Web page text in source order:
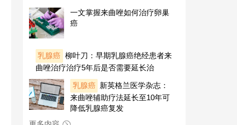
一文掌握来曲唑如何治疗卵巢
癌
乳腺癌 柳叶刀：早期乳腺癌绝经患者来
曲唑治疗治疗5年后是否需要延长治
乳腺癌 新英格兰医学杂志：
来曲唑辅助疗法延长至10年可
降低乳腺癌复发